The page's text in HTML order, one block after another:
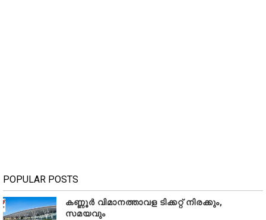
POPULAR POSTS
കണ്ണൂർ വിമാനത്താവള ടിക്കറ്റ് നിരക്കും,
സമയവും